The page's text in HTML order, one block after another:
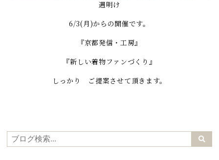
週明け
6/3(月)からの開催です。
『京都発信・工房』
『新しい着物ファンづくり』
しっかり ご提案させて頂きます。